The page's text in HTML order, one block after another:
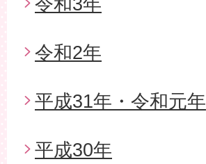
令和2年
平成31年・令和元年
平成30年